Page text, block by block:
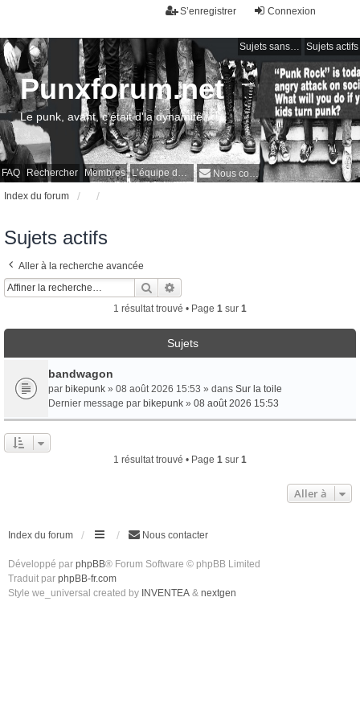
Connexion
S’enregistrer
Sujets sans réponse Sujets actifs
FAQ Rechercher Membres L’équipe du forum Nous contacter
Punxforum.net
Le punk, avant, c'était d'la dynamite !
Index du forum
Sujets actifs
Aller à la recherche avancée
Rechercher
1 résultat trouvé • Page 1 sur 1
Sujets
bandwagon
par bikepunk » 08 août 2026 15:53 » dans Sur la toile
Dernier message par bikepunk » 08 août 2026 15:53
1 résultat trouvé • Page 1 sur 1
Aller à
Index du forum Nous contacter
Développé par phpBB® Forum Software © phpBB Limited
Traduit par phpBB-fr.com
Style we_universal created by INVENTEA & nextgen